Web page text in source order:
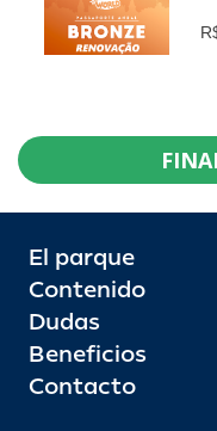
El parque
Contenido
Dudas
Beneficios
Contacto